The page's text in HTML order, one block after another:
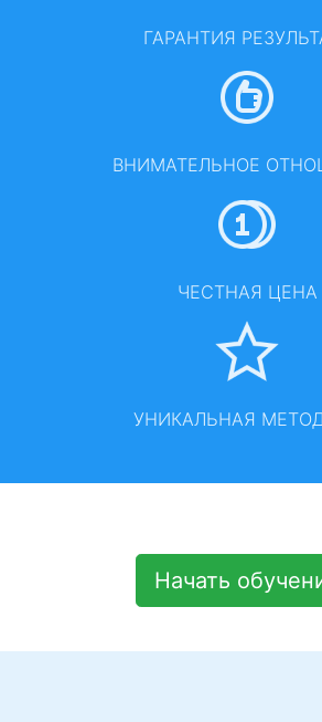
ГАРАНТИЯ
ВНИМАТЕЛЬНОЕ
ЧЕСТНАЯ ЦЕНА
УНИКАЛЬНАЯ
Начать